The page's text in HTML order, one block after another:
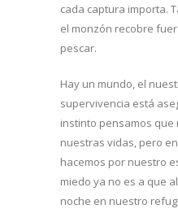
cada captura importa.
el monzón recobre
pescar.
Hay un mundo, el
supervivencia está
instinto pensamos
nuestras vidas, pero
hacemos por nuestro
miedo ya no es a que
noche en nuestro